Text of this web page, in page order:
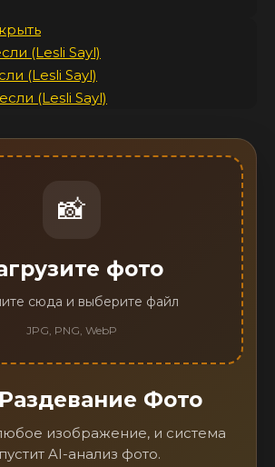
(Lesli Sayl)
(Lesli Sayl)
(Lesli Sayl)
📸
фото
сюда и выберите файл
JPG, PNG, WebP
Фото
изображение, и система
AI-анализ фото.